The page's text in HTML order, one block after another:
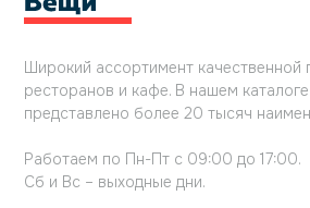
Широкий ассортимент качественной
ресторанов и кафе. В нашем каталоге
представлено более 20 тысяч
Работаем по Пн-Пт с 09:00 до 17:00.
Сб и Вс – выходные дни.